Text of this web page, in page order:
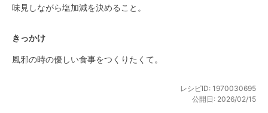
味見しながら塩加減を決めること。
きっかけ
風邪の時の優しい食事をつくりたくて。
レシピID: 1970030695
公開日: 2026/02/15